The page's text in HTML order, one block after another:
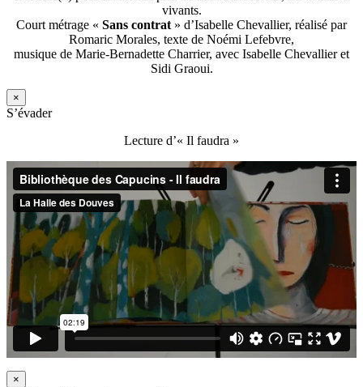
vivants.
Court métrage « Sans contrat » d’Isabelle Chevallier, réalisé par
Romaric Morales, texte de Noémi Lefebvre,
musique de Marie-Bernadette Charrier, avec Isabelle Chevallier et
Sidi Graoui.
×
S’évader
Lecture d’« Il faudra »
×